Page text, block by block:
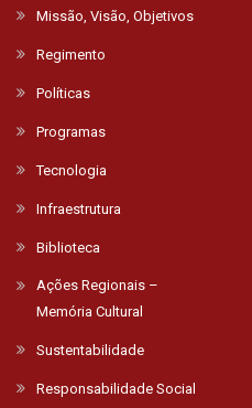
Missão, Visão, Objetivos
Regimento
Políticas
Programas
Tecnologia
Infraestrutura
Biblioteca
Ações Regionais –
Memória Cultural
Sustentabilidade
Responsabilidade Social